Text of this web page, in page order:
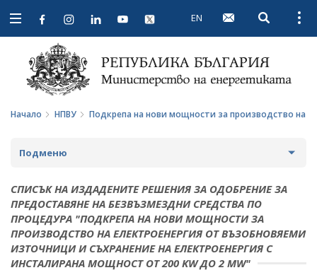
Open
navigation
EN Open
Начало НПВУ Подкрепа на нови мощности за производство на
Подменю
ДЕЙНОСТИ ПО НПВУ
ПРОЦЕДУРА "C13.I2 УВЕЛИЧАВАНЕ НА
СЪЩЕСТВУВАЩА МЯРКА: НАЦИОНАЛНА
ИНФРАСТРУКТУРА ЗА СЪХРАНЕНИЕ НА
ЕЛЕКТРОЕНЕРГИЯ ОТ ВЪЗОБНОВЯЕМИ ИЗТОЧНИЦИ"
(RESTORE)
СПИСЪК НА ИЗДАДЕНИТЕ РЕШЕНИЯ ЗА ОДОБРЕНИЕ ЗА
ПРЕДОСТАВЯНЕ НА БЕЗВЪЗМЕЗДНИ СРЕДСТВА ПО
ПРОЦЕДУРА "ПОДКРЕПА НА НОВИ МОЩНОСТИ ЗА
ПРОИЗВОДСТВО НА EЛЕКТРОЕНЕРГИЯ ОТ ВЪЗОБНОВЯЕМИ
ИЗТОЧНИЦИ И СЪХРАНЕНИЕ НА ЕЛЕКТРОЕНЕРГИЯ С
ИНСТАЛИРАНА МОЩНОСТ ОТ 200 KW ДО 2 MW"